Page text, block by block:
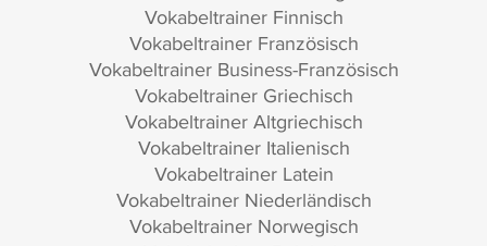
Vokabeltrainer Finnisch
Vokabeltrainer Französisch
Vokabeltrainer Business-Französisch
Vokabeltrainer Griechisch
Vokabeltrainer Altgriechisch
Vokabeltrainer Italienisch
Vokabeltrainer Latein
Vokabeltrainer Niederländisch
Vokabeltrainer Norwegisch